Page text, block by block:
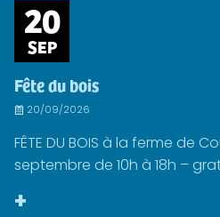
20
SEP
Fête du bois
20/09/2026
FÊTE DU BOIS à la ferme de
septembre de 10h à 18h –
+